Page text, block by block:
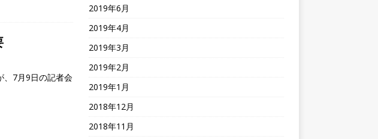
、7月9日の記者会
2019年6月
2019年4月
2019年3月
2019年2月
2019年1月
2018年12月
2018年11月